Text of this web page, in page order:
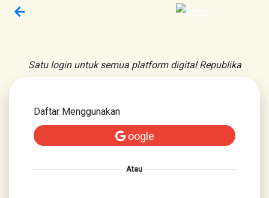
Satu login untuk semua platform digital Republika
Daftar Menggunakan
oogle
Atau